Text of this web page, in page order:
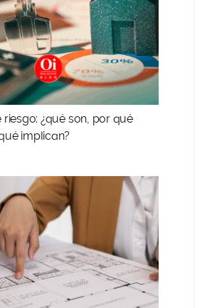
riesgo: ¿qué son, por qué
implican?